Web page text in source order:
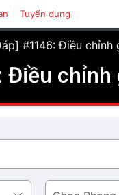
Tuyển dụng
#1146: Điều chỉnh
Điều
Phong